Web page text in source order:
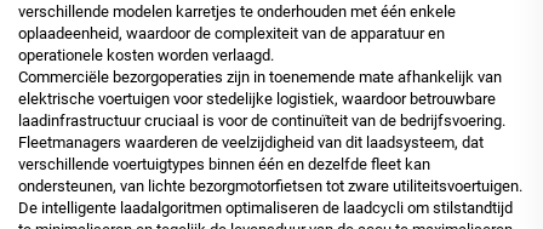
verschillende modelen karretjes te onderhouden met één enkele
oplaadeenheid, waardoor de complexiteit van de apparatuur en
operationele kosten worden verlaagd.
Commerciële bezorgoperaties zijn in toenemende mate afhankelijk van
elektrische voertuigen voor stedelijke logistiek, waardoor betrouwbare
laadinfrastructuur cruciaal is voor de continuïteit van de bedrijfsvoering.
Fleetmanagers waarderen de veelzijdigheid van dit laadsysteem, dat
verschillende voertuigtypes binnen één en dezelfde fleet kan
ondersteunen, van lichte bezorgmotorfietsen tot zware utiliteitsvoertuigen.
De intelligente laadalgoritmen optimaliseren de laadcycli om stilstandtijd